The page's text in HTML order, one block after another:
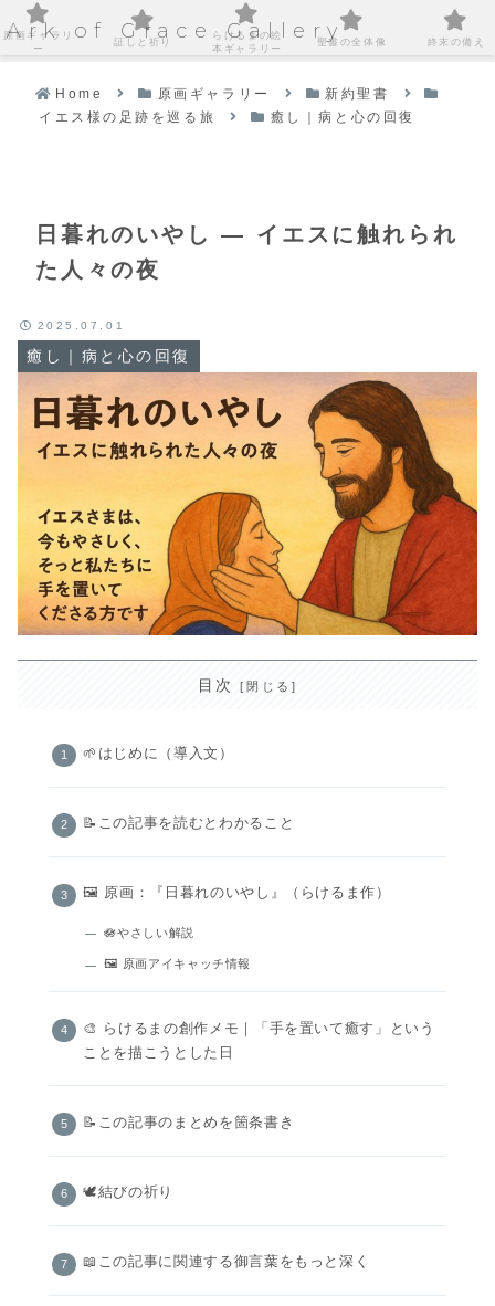
Ark of Grace Gallery
Home 原画ギャラリー
新約聖書
イエス様の足跡を巡る旅
癒し｜病と心の回復
日暮れのいやし ― イエスに触れられ
た人々の夜
癒し｜病と心の回復
2025.07.01
目次
🌱はじめに（導入文）
📝この記事を読むとわかること
🖼️ 原画：『日暮れのいやし』（らけるま作）
🪷やさしい解説
🖼 原画アイキャッチ情報
🎨 らけるまの創作メモ｜「手を置いて癒す」という
ことを描こうとした日
📝この記事のまとめを箇条書き
🕊️結びの祈り
📖この記事に関連する御言葉をもっと深く
原画ギャラリ
ー
証しと祈り
らけるまの絵
本ギャラリー
聖書の全体像 終末の備え